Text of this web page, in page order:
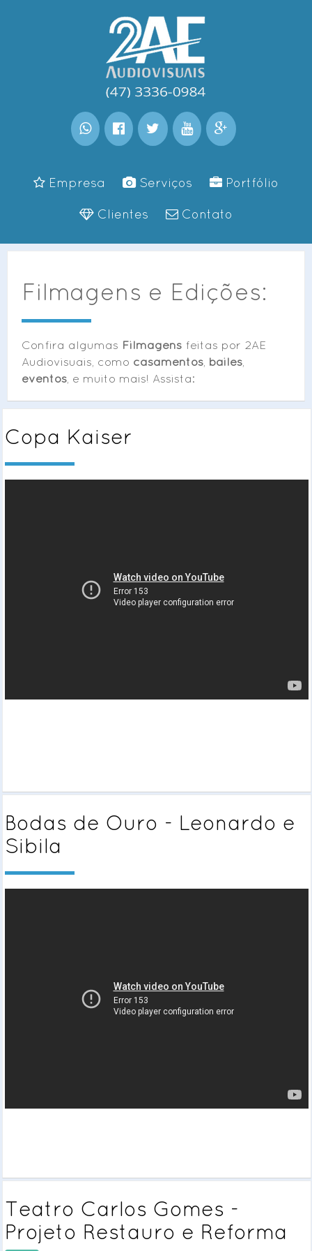
Empresa Serviços Portfólio
Clientes Contato
Filmagens e Edições:
Confira algumas Filmagens feitas por 2AE
Audiovisuais, como casamentos bailes
eventos , e muito mais! Assista:
Copa Kaiser
Bodas de Ouro - Leonardo e
Sibila
Teatro Carlos Gomes -
Projeto Restauro e Reforma